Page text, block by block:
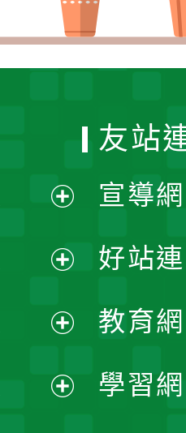
開
選
單
開
選
開
友站
宣導
好站
教育
學習